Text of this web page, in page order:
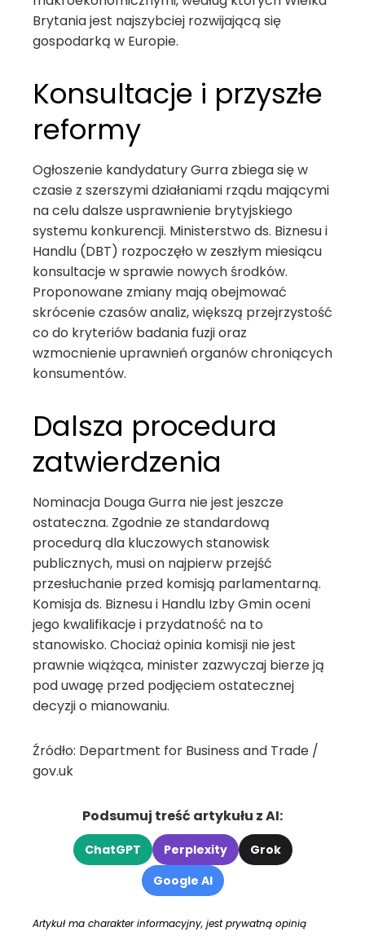
Brytania jest najszybciej rozwijającą się
gospodarką w Europie.
Konsultacje i przyszłe
reformy
Ogłoszenie kandydatury Gurra zbiega się w
czasie z szerszymi działaniami rządu mającymi
na celu dalsze usprawnienie brytyjskiego
systemu konkurencji. Ministerstwo ds. Biznesu i
Handlu (DBT) rozpoczęło w zeszłym miesiącu
konsultacje w sprawie nowych środków.
Proponowane zmiany mają obejmować
skrócenie czasów analiz, większą przejrzystość
co do kryteriów badania fuzji oraz
wzmocnienie uprawnień organów chroniących
konsumentów.
Dalsza procedura
zatwierdzenia
Nominacja Douga Gurra nie jest jeszcze
ostateczna. Zgodnie ze standardową
procedurą dla kluczowych stanowisk
publicznych, musi on najpierw przejść
przesłuchanie przed komisją parlamentarną.
Komisja ds. Biznesu i Handlu Izby Gmin oceni
jego kwalifikacje i przydatność na to
stanowisko. Chociaż opinia komisji nie jest
prawnie wiążąca, minister zazwyczaj bierze ją
pod uwagę przed podjęciem ostatecznej
decyzji o mianowaniu.
Źródło: Department for Business and Trade /
gov.uk
Podsumuj treść artykułu z AI:
ChatGPT Perplexity
Grok
Google AI
Artykuł ma charakter informacyjny, jest prywatną opinią